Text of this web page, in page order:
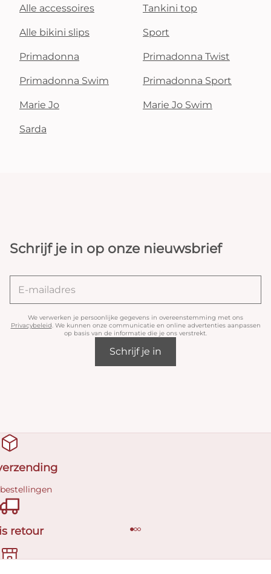
Alle accessoires Tankini top
Alle bikini slips Sport
Primadonna Primadonna Twist
Primadonna Swim Primadonna Sport
Marie Jo Marie Jo Swim
Sarda
Schrijf je in op onze nieuwsbrief
We verwerken je persoonlijke gegevens in overeenstemming met ons
Privacybeleid. We kunnen onze communicatie en online advertenties aanpassen
op basis van de informatie die je ons verstrekt.
Schrijf je in
retour